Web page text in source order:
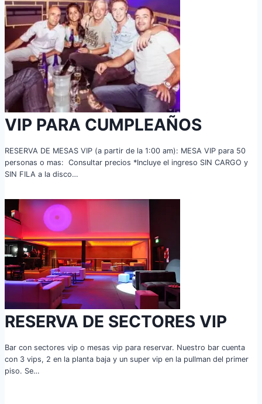
VIP PARA CUMPLEAÑOS
RESERVA DE MESAS VIP (a partir de la 1:00 am): MESA VIP para 50
personas o mas: Consultar precios *Incluye el ingreso SIN CARGO y
SIN FILA a la disco…
RESERVA DE SECTORES VIP
Bar con sectores vip o mesas vip para reservar. Nuestro bar cuenta
con 3 vips, 2 en la planta baja y un super vip en la pullman del primer
piso. Se…